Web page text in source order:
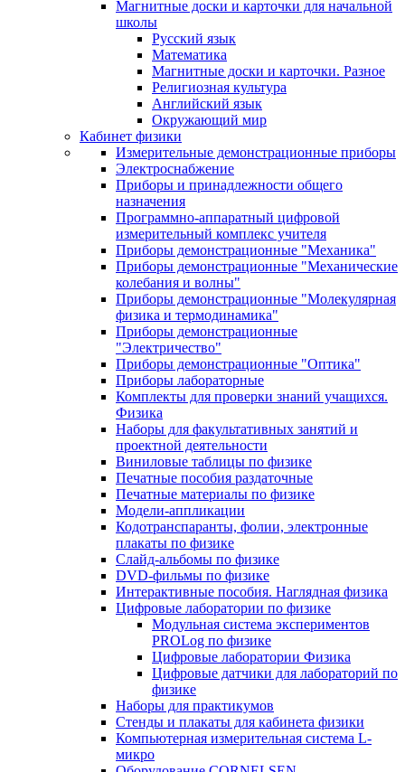
Магнитные доски и карточки для начальной
школы
Русский язык
Математика
Магнитные доски и карточки. Разное
Религиозная культура
Английский язык
Окружающий мир
Кабинет физики
Измерительные демонстрационные приборы
Электроснабжение
Приборы и принадлежности общего
назначения
Программно-аппаратный цифровой
измерительный комплекс учителя
Приборы демонстрационные "Механика"
Приборы демонстрационные "Механические
колебания и волны"
Приборы демонстрационные "Молекулярная
физика и термодинамика"
Приборы демонстрационные
"Электричество"
Приборы демонстрационные "Оптика"
Приборы лабораторные
Комплекты для проверки знаний учащихся.
Физика
Наборы для факультативных занятий и
проектной деятельности
Виниловые таблицы по физике
Печатные пособия раздаточные
Печатные материалы по физике
Модели-аппликации
Кодотранспаранты, фолии, электронные
плакаты по физике
Слайд-альбомы по физике
DVD-фильмы по физике
Интерактивные пособия. Наглядная физика
Цифровые лаборатории по физике
Модульная система экспериментов
PROLog по физике
Цифровые лаборатории Физика
Цифровые датчики для лабораторий по
физике
Наборы для практикумов
Стенды и плакаты для кабинета физики
Компьютерная измерительная система L-
микро